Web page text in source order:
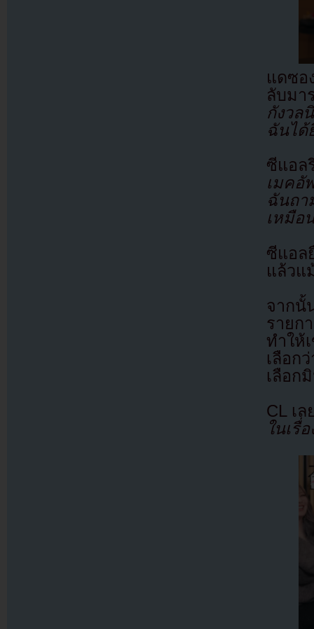
แดซอ
ลับมา
กังวล
ฉันได้
ซีแอล
เมคอั
ฉันถา
เหมือ
ซีแอล
แล้วแ
จากนั้
รายก
ทำให้
เลือก
เลือก
CL เ
ในเรื่